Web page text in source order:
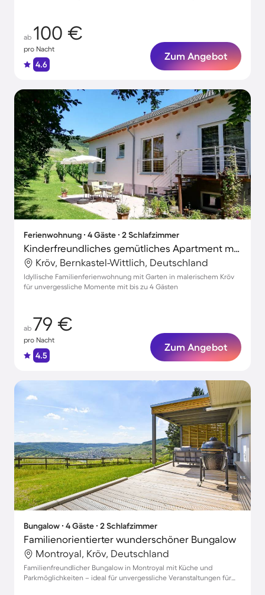
ab 100 €
pro Nacht
4.6
Zum Angebot
Ferienwohnung ∙ 4 Gäste ∙ 2 Schlafzimmer
Kinderfreundliches gemütliches Apartment mit Terrasse, Garten und Grill | Gartenblick
Kröv, Bernkastel-Wittlich, Deutschland
Idyllische Familienferienwohnung mit Garten in malerischem Kröv
für unvergessliche Momente mit bis zu 4 Gästen
ab 79 €
pro Nacht
4.5
Zum Angebot
Bungalow ∙ 4 Gäste ∙ 2 Schlafzimmer
Familienorientierter wunderschöner Bungalow
Montroyal, Kröv, Deutschland
Familienfreundlicher Bungalow in Montroyal mit Küche und
Parkmöglichkeiten – ideal für unvergessliche Veranstaltungen für